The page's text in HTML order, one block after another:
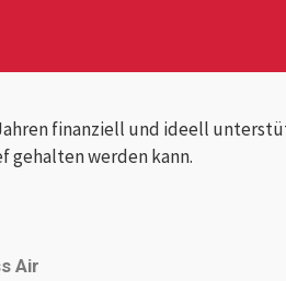
finanziell und ideell
gehalten werden kann.
Air